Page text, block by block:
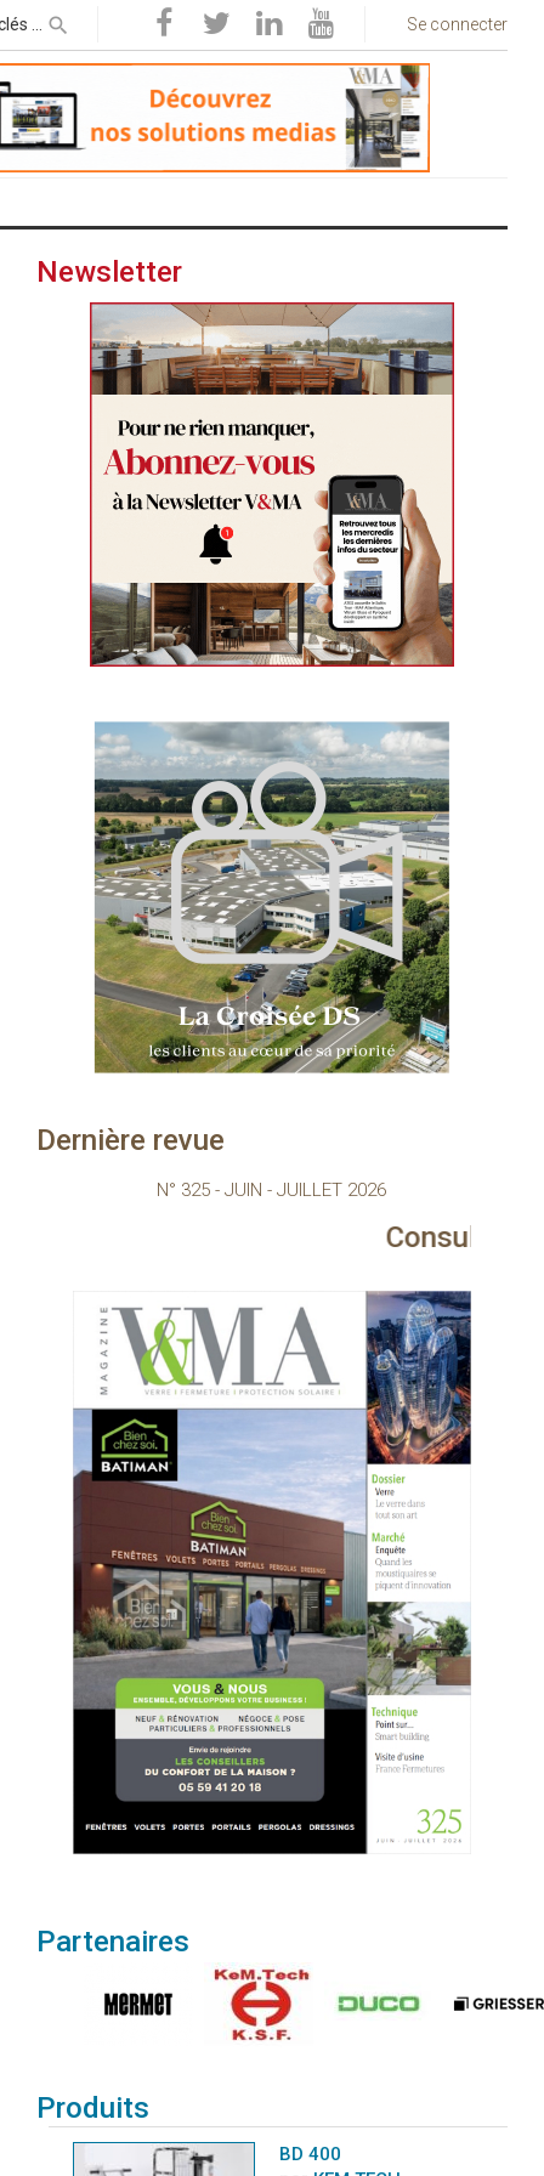
Se connecter
Newsletter
Dernière revue
N° 325 - JUIN - JUILLET 2026
Consultez le magazine
Partenaires
Produits
BD 400